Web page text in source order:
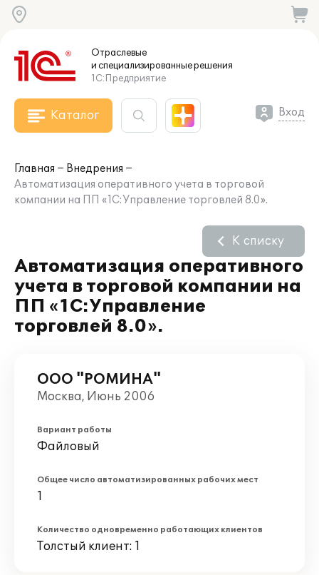
Отраслевые
и специализированныерешения
1С:Предприятие
Каталог Вход
Главная
Внедрения
Автоматизация оперативного учета в торговой
компании на ПП «1С:Управление торговлей 8.0».
Автоматизация оперативного
учета в торговой компании на
ПП «1С:Управление
торговлей 8.0».
К списку
ООО "РОМИНА"
Москва, Июнь 2006
Вариант работы
Файловый
Общее число автоматизированных рабочих мест
1
Количество одновременно работающих клиентов
Толстый клиент: 1